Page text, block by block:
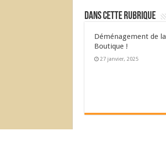
Dans cette Rubrique
Déménagement de la
Boutique !
27 janvier, 2025